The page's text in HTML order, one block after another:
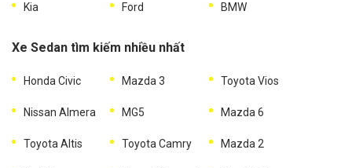
Kia Ford BMW
Xe Sedan tìm kiếm nhiều nhất
Honda Civic Mazda 3 Toyota Vios
Nissan Almera MG5 Mazda 6
Toyota Altis Toyota Camry Mazda 2